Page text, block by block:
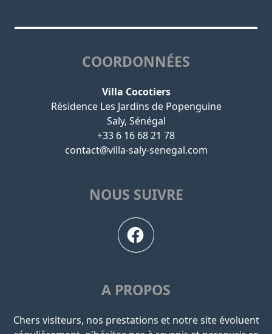
COORDONNÉES
Villa Cocotiers
Résidence Les Jardins de Popenguine
Saly, Sénégal
+33 6 16 68 21 78
contact@villa-saly-senegal.com
NOUS SUIVRE
A PROPOS
Chers visiteurs, nos prestations et notre site évoluent